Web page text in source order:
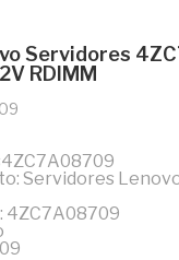
Servidores
RDIMM
Servidores
4ZC7A08709